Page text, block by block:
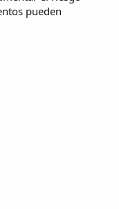
pueden